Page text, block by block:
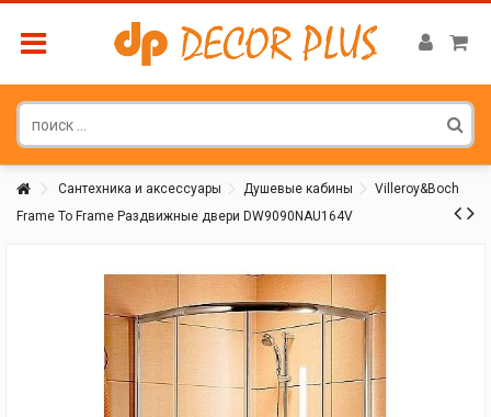
Сантехника и аксессуары Душевые кабины
Villeroy&Boch
Frame To Frame Раздвижные двери DW9090NAU164V